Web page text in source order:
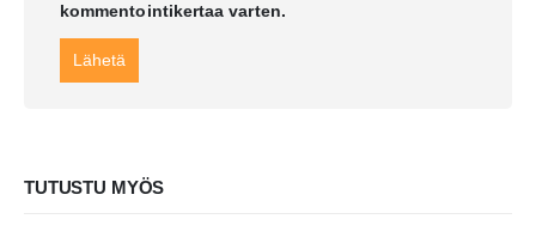
kommentointikertaa varten.
TUTUSTU MYÖS